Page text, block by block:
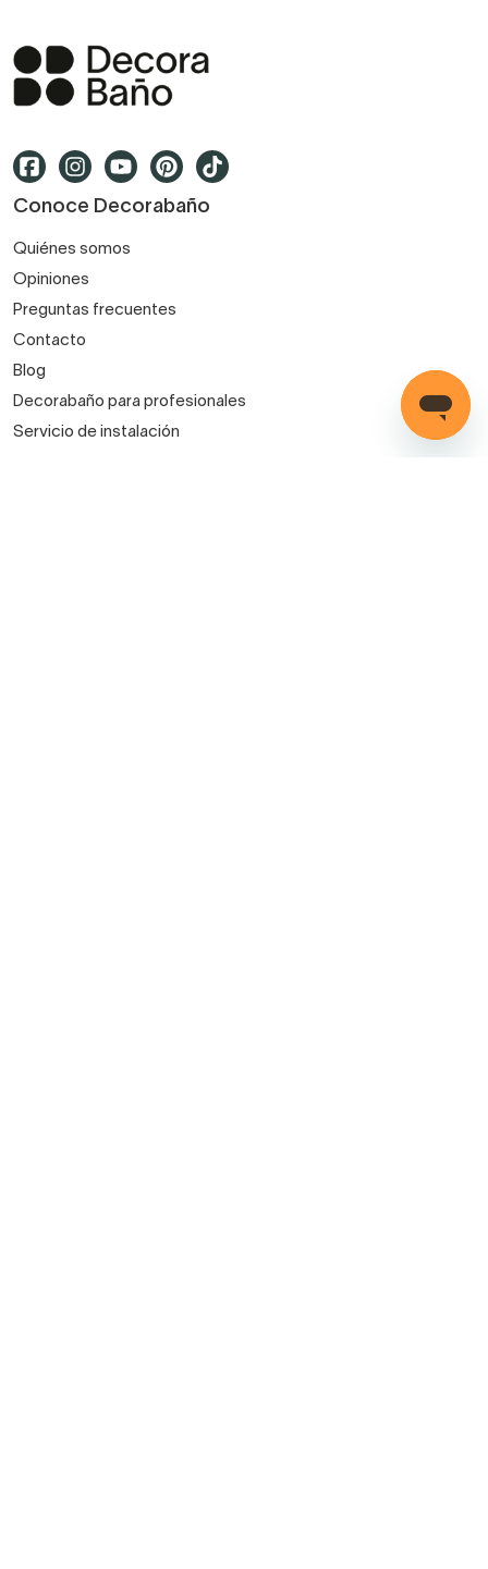
Conoce Decorabaño
Quiénes somos
Opiniones
Preguntas frecuentes
Contacto
Blog
Decorabaño para profesionales
Servicio de instalación